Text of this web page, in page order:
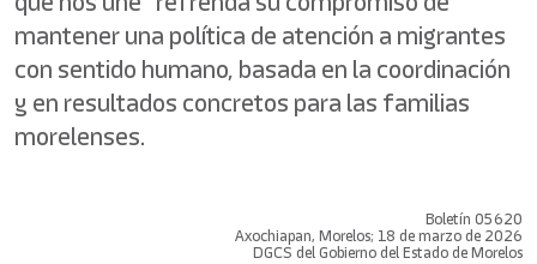
mantener una política de atención a migrantes
con sentido humano, basada en la coordinación
y en resultados concretos para las familias
morelenses.
Boletín 05620
Axochiapan, Morelos; 18 de marzo de 2026
DGCS del Gobierno del Estado de Morelos